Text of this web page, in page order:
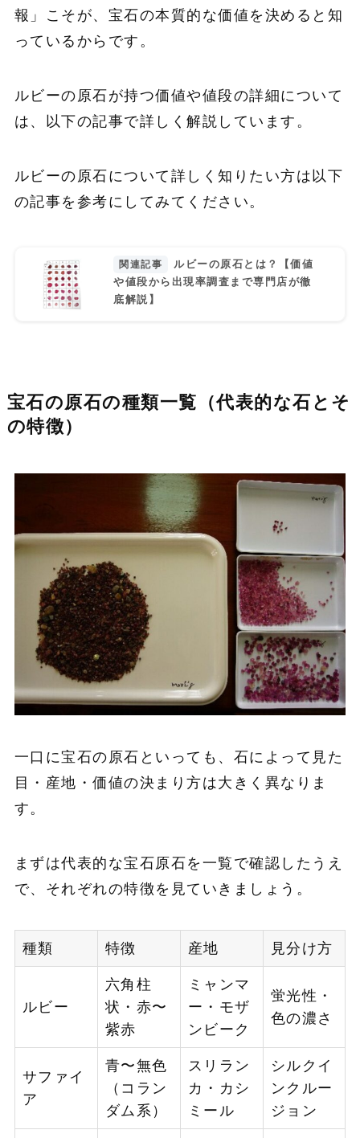
報」こそが、宝石の本質的な価値を決めると知
っているからです。
ルビーの原石が持つ価値や値段の詳細について
は、以下の記事で詳しく解説しています。
ルビーの原石について詳しく知りたい方は以下
の記事を参考にしてみてください。
ルビーの原石とは？【価値
や値段から出現率調査まで専門店が徹
底解説】
宝石の原石の種類一覧（代表的な石とそ
の特徴）
一口に宝石の原石といっても、石によって見た
目・産地・価値の決まり方は大きく異なりま
す。
まずは代表的な宝石原石を一覧で確認したうえ
で、それぞれの特徴を見ていきましょう。
種類 特徴 産地 見分け方
ルビー
六角柱
状・赤〜
紫赤
ミャンマ
ー・モザ
ンビーク
蛍光性・
色の濃さ
サファイ
ア
青〜無色
（コラン
ダム系）
スリラン
カ・カシ
ミール
シルクイ
ンクルー
ジョン